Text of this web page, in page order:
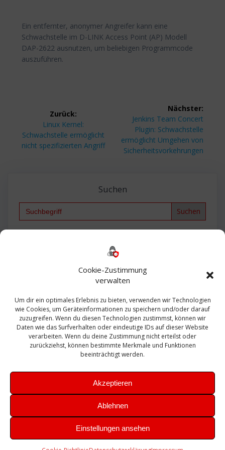
Cookie-Zustimmung
verwalten
Um dir ein optimales Erlebnis zu bieten, verwenden wir Technologien
wie Cookies, um Geräteinformationen zu speichern und/oder darauf
zuzugreifen. Wenn du diesen Technologien zustimmst, können wir
Daten wie das Surfverhalten oder eindeutige IDs auf dieser Website
verarbeiten. Wenn du deine Zustimmung nicht erteilst oder
zurückziehst, können bestimmte Merkmale und Funktionen
beeinträchtigt werden.
Akzeptieren
Ablehnen
Einstellungen ansehen
Ein entfernter, anonymer Angreifer kann eine
Schwachstelle im D-LINK Access Point (AP) Modell
DAP-2622 ausnutzen, um beliebigen Programmcode
auszuführen.
Zurück:
Vorheriger
Beitrag:
Linux Kernel:
Schwachstelle ermöglicht
nicht spezifizierten Angriff
Nächster:
Nächster
Beitrag:
Jenkins Team Concert
Plugin: Schwachstelle
ermöglicht Umgehen von
Sicherheitsvorkehrungen
Suchen
Search
Bautagebuch
Exchange firewall Fritzbox
Microsoft
Sanierung SBS Security Server Sicherheit
Sicherung SIEM Sophos SSL Ubuntu
Update Upgrade UTM VCenter VCSA Veeam
VMWare VPN WAZUH Windows
Zertifikat
Theme